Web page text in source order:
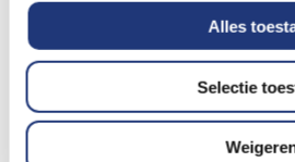
Alles
Selectie